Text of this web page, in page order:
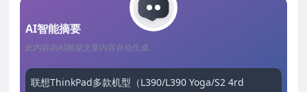
AI智能摘要
此内容由AI根据文章内容自动生成
联想ThinkPad多款机型（L390/L390 Yoga/S2 4rd